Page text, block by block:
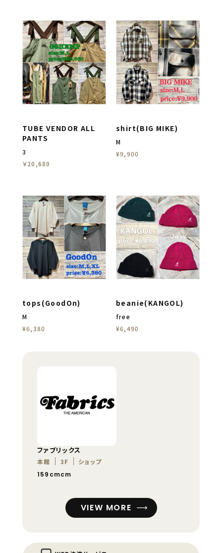
TUBE VENDOR ALL
PANTS
3
￥20,680
shirt(BIG MIKE)
M
¥9,900
tops(GoodOn)
M
¥6,380
beanie(KANGOL)
free
¥6,490
ファブリックス
本館 3F
ショップ
159cmcm
VIEW MORE